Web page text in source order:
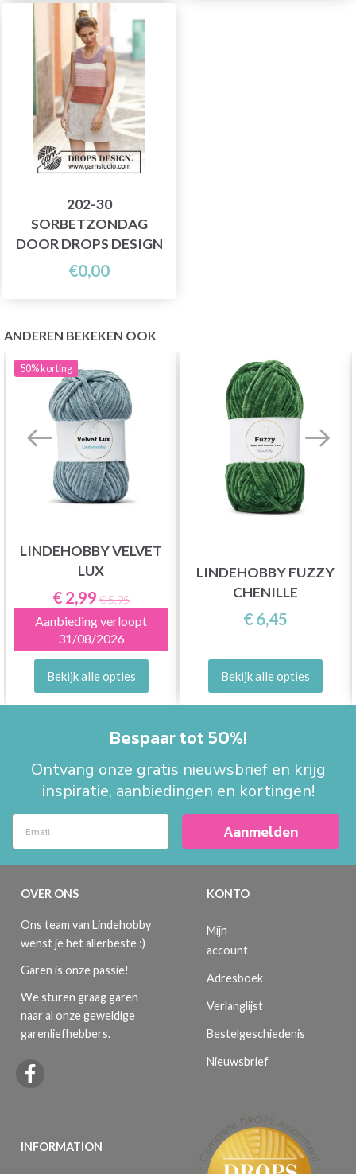
202-30
SORBETZONDAG
DOOR DROPS DESIGN
€0,00
ANDEREN BEKEKEN OOK
50%korting
LINDEHOBBY VELVET
LUX
€ 2,99 € 5,95
Aanbieding verloopt
31/08/2026
Bekijk alle opties
LINDEHOBBY FUZZY
CHENILLE
€ 6,45
Bekijk alle opties
Bespaar tot 50%!
Ontvang onze gratis nieuwsbrief en krijg
inspiratie, aanbiedingen en kortingen!
Aanmelden
OVER ONS
Ons team van Lindehobby
wenst je het allerbeste :)
Garen is onze passie!
We sturen graag garen
naar al onze geweldige
garenliefhebbers.
INFORMATION
KONTO
Mijn
account
Adresboek
Verlanglijst
Bestelgeschiedenis
Nieuwsbrief